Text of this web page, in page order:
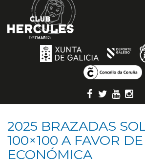
2025 BRAZADAS
100×100 A FAVOR
ECONÓMICA